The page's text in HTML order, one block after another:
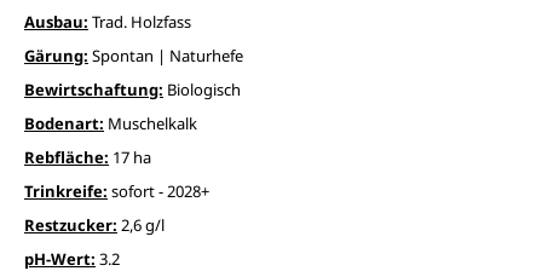
Ausbau: Trad. Holzfass
Gärung: Spontan | Naturhefe
Bewirtschaftung: Biologisch
Bodenart: Muschelkalk
Rebfläche: 17 ha
Trinkreife: sofort - 2028+
Restzucker: 2,6 g/l
pH-Wert: 3.2